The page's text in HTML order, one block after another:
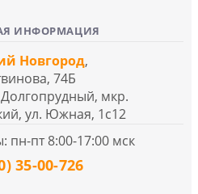
ИНФОРМАЦИЯ
Новгород,
74Б
мкр.
ул. Южная, 1с12
пн-пт 8:00-17:00 мск
35-00-726